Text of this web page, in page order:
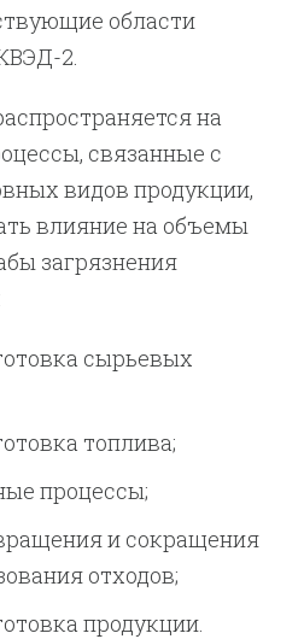
области
2.
на
связанные с
видов продукции,
влияние на объемы
загрязнения
сырьевых
топлива;
процессы;
и сокращения
отходов;
продукции.